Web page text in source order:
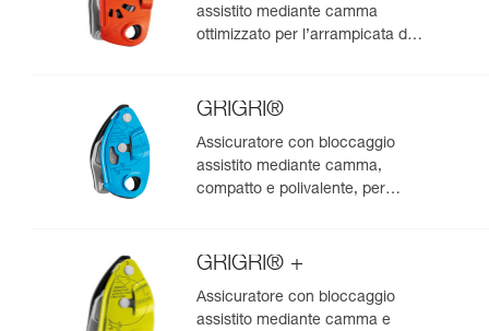
assistito mediante camma
ottimizzato per l’arrampicata da
GRIGRI®
Assicuratore con bloccaggio
assistito mediante camma,
compatto e polivalente, per
GRIGRI® +
Assicuratore con bloccaggio
assistito mediante camma e